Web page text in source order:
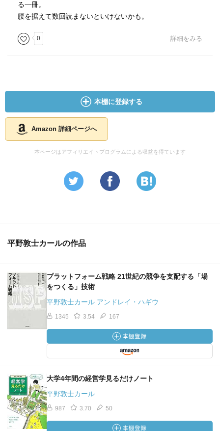
る一冊。
腰を据えて数回読まないといけないかも。
0 詳細をみる
本棚に登録する
Amazon 詳細ページへ
本ページはアフィリエイトプログラムによる収益を得ています
平野敦士カールの作品
プラットフォーム戦略 21世紀の競争を支配する「場
をつくる」技術
平野敦士カール アンドレイ・ハギウ
1345 3.54 167
大学4年間の経営学見るだけノート
平野敦士カール
987 3.70 50